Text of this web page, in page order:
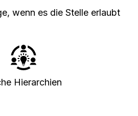
wenn es die Stelle erlaubt
Hierarchien